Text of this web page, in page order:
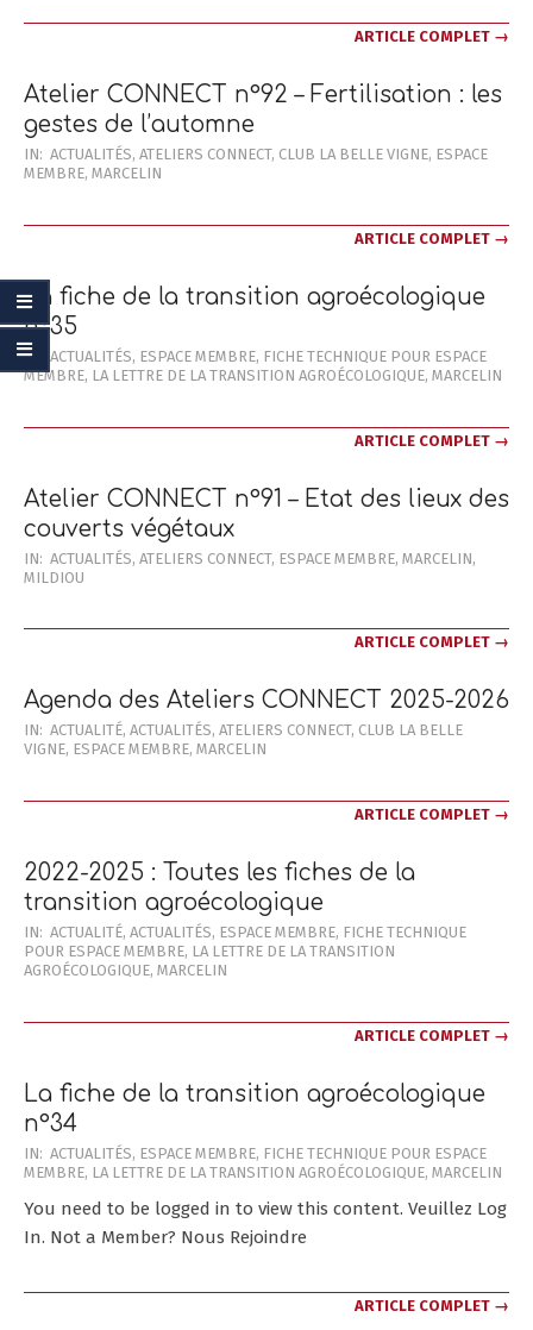
19
ARTICLE COMPLET →
Atelier CONNECT n°92 – Fertilisation : les
gestes de l’automne
2025-
12-
IN: ACTUALITÉS, ATELIERS CONNECT, CLUB LA BELLE VIGNE, ESPACE
MEMBRE, MARCELIN
ARTICLE COMPLET →
La fiche de la transition agroécologique
n°35
2025-
10-
IN: ACTUALITÉS, ESPACE MEMBRE, FICHE TECHNIQUE POUR ESPACE
MEMBRE, LA LETTRE DE LA TRANSITION AGROÉCOLOGIQUE, MARCELIN
ARTICLE COMPLET →
Atelier CONNECT n°91 – Etat des lieux des
couverts végétaux
2025-
10-
IN: ACTUALITÉS, ATELIERS CONNECT, ESPACE MEMBRE, MARCELIN,
MILDIOU
ARTICLE COMPLET →
Agenda des Ateliers CONNECT 2025-2026
2025-
09-
IN: ACTUALITÉ, ACTUALITÉS, ATELIERS CONNECT, CLUB LA BELLE
VIGNE, ESPACE MEMBRE, MARCELIN
ARTICLE COMPLET →
2022-2025 : Toutes les fiches de la
transition agroécologique
2025-
09-
IN: ACTUALITÉ, ACTUALITÉS, ESPACE MEMBRE, FICHE TECHNIQUE
POUR ESPACE MEMBRE, LA LETTRE DE LA TRANSITION
AGROÉCOLOGIQUE, MARCELIN
ARTICLE COMPLET →
La fiche de la transition agroécologique
n°34
2025-
07-
31
IN: ACTUALITÉS, ESPACE MEMBRE, FICHE TECHNIQUE POUR ESPACE
MEMBRE, LA LETTRE DE LA TRANSITION AGROÉCOLOGIQUE, MARCELIN
You need to be logged in to view this content. Veuillez Log
In. Not a Member? Nous Rejoindre
ARTICLE COMPLET →